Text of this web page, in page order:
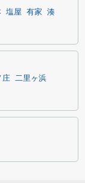
塩屋 有家
湊
庄 二里ヶ浜